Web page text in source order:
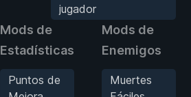
jugador
Mods de
Estadísticas
Puntos de
Mods de
Enemigos
Muertes